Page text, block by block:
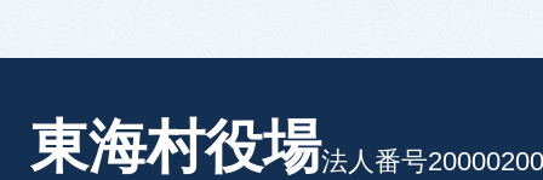
東海村役場法人番号